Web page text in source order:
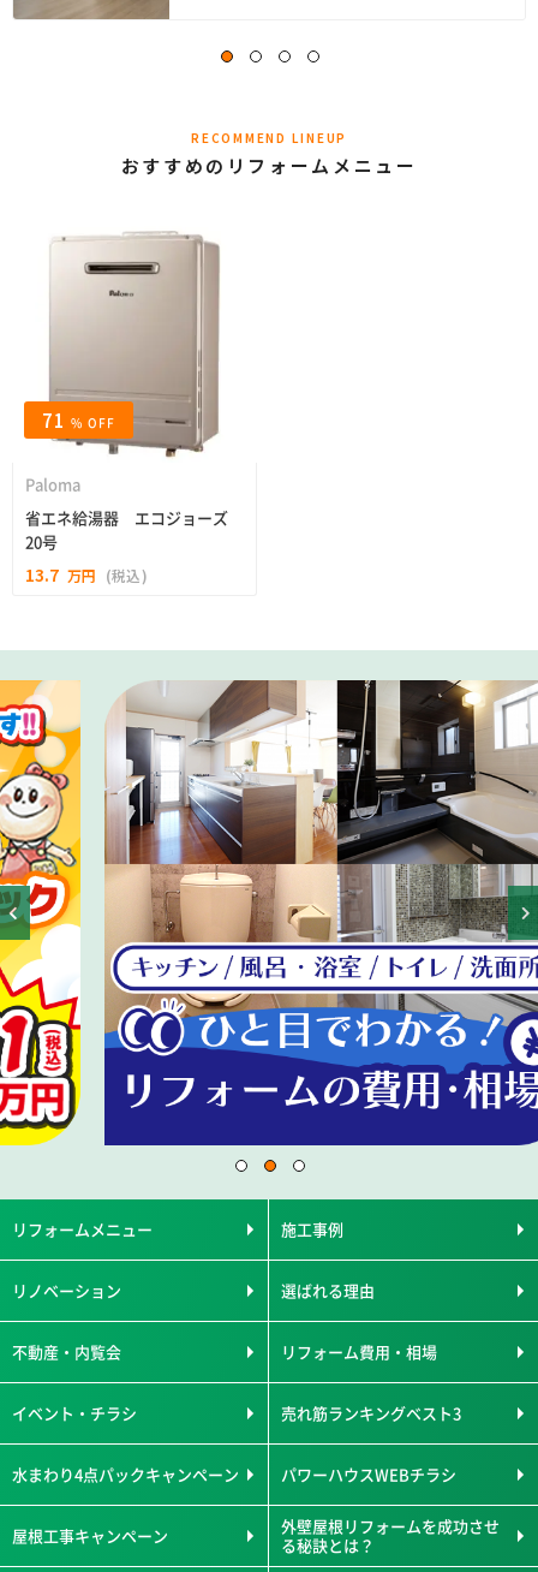
RECOMMEND LINEUP
おすすめのリフォームメニュー
71% OFF
Paloma
省エネ給湯器 エコジョーズ
20号
13.7 万円 (税込)
リフォームメニュー 施工事例
リノベーション 選ばれる理由
不動産・内覧会 リフォーム費用・相場
イベント・チラシ 売れ筋ランキングベスト3
水まわり4点パックキャンペーン パワーハウスWEBチラシ
屋根工事キャンペーン
外壁屋根リフォームを成功させ
る秘訣とは？